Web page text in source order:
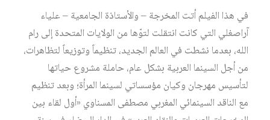
في هذا الفيلم أتت المخرجة – والأستاذة الجامعية – علياء
آراصغلي التي كانت انتقلت لتوّها من الولايات المتحدة إلى رام
الله، بعدما نشطت في العالم الجديد، تنظيماً وتوزيعاً لتظاهرات،
من أجل السينما العربية بشكل عام، حاملة مشروع حياتها
لتأسيس مهرجان وكيان مؤسساتي لسينما المرأة؛ وبعد تنظيم
مع الناقد السينمائي المغربي مصطفى المسناوي «أول لقاء بين